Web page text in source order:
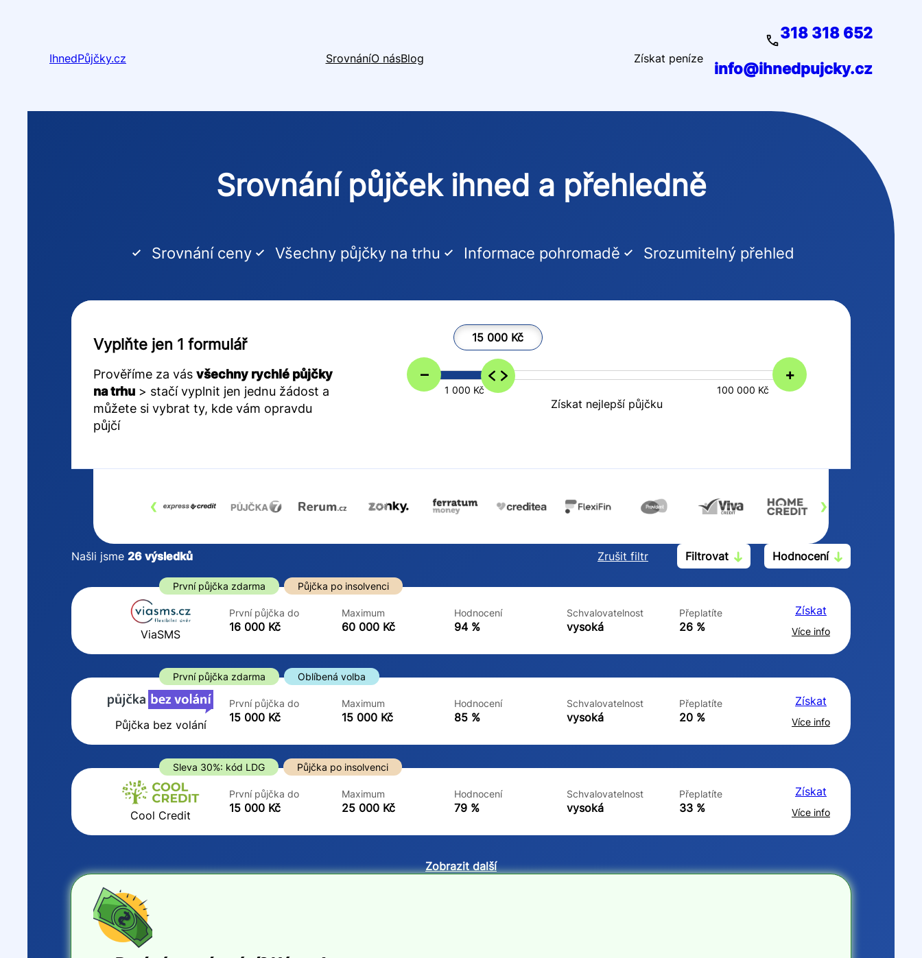
IhnedPůjčky.cz
SrovnáníO násBlog Získat peníze
318 318 652
info@ihnedpujcky.cz
Srovnání půjček ihned a přehledně
Srovnání ceny Všechny půjčky na trhu Informace pohromadě Srozumitelný přehled
Vyplňte jen 1 formulář
Prověříme za vás všechny rychlé půjčky
na trhu > stačí vyplnit jen jednu žádost a
můžete si vybrat ty, kde vám opravdu
půjčí
15 000 Kč
– +
1 000 Kč 100 000 Kč
Získat nejlepší půjčku
‹ ›
Zrušit filtr Filtrovat
Hodnocení
Od
Do
První půjčka zdarma
ano
Ve zkušebce
Našli jsme 26 výsledků
První půjčka zdarma Půjčka po insolvenci
ViaSMS
První půjčka do
16 000 Kč
Maximum
60 000 Kč
Hodnocení
94 %
Schvalovatelnost
vysoká
Přeplatíte
26 %
Získat
Více info
První půjčka zdarma Oblíbená volba
Půjčka bez volání
První půjčka do
15 000 Kč
Maximum
15 000 Kč
Hodnocení
85 %
Schvalovatelnost
vysoká
Přeplatíte
20 %
Získat
Více info
Sleva 30%: kód LDG Půjčka po insolvenci
Cool Credit
První půjčka do
15 000 Kč
Maximum
25 000 Kč
Hodnocení
79 %
Schvalovatelnost
vysoká
Přeplatíte
33 %
Získat
Více info
Zobrazit další